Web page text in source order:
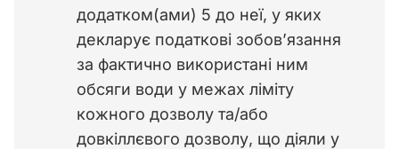
додатком(ами) 5 до неї, у яких
декларує податкові зобов’язання
за фактично використані ним
обсяги води у межах ліміту
кожного дозволу та/або
довкіллєвого дозволу, що діяли у